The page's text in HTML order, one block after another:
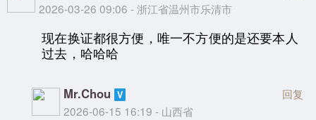
2026-03-26 09:06 - 浙江省温州市乐清市
现在换证都很方便，唯一不方便的是还要本人
过去，哈哈哈
Mr.Chou
2026-06-15 16:19 - 山西省
回复